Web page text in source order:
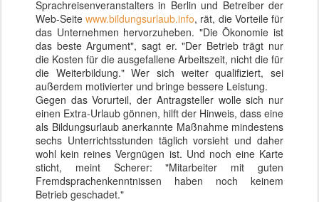
Sprachreisenveranstalters in Berlin und Betreiber der
Web-Seitewww.bildungsurlaub.info, rät, die Vorteile für
das Unternehmen hervorzuheben. "Die Ökonomie ist
das beste Argument", sagt er. "Der Betrieb trägt nur
die Kosten für die ausgefallene Arbeitszeit, nicht die für
die Weiterbildung." Wer sich weiter qualifiziert, sei
außerdem motivierter und bringe bessere Leistung.
Gegen das Vorurteil, der Antragsteller wolle sich nur
einen Extra-Urlaub gönnen, hilft der Hinweis, dass eine
als Bildungsurlaub anerkannte Maßnahme mindestens
sechs Unterrichtsstunden täglich vorsieht und daher
wohl kein reines Vergnügen ist. Und noch eine Karte
sticht, meint Scherer: "Mitarbeiter mit guten
Fremdsprachenkenntnissen haben noch keinem
Betrieb geschadet."